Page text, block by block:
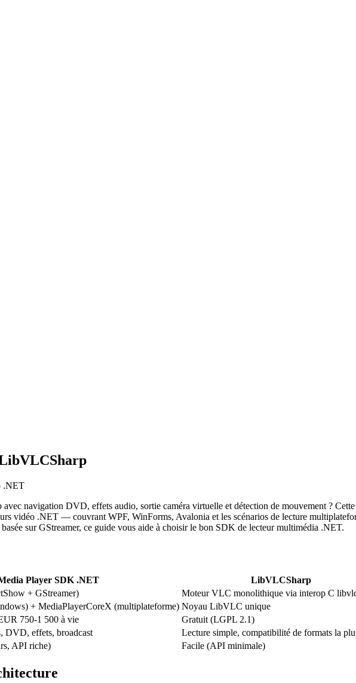
.NET
navigation DVD, effets audio, sortie caméra virtuelle et détection de mouvement ?
vidéo .NET — couvrant WPF, WinForms, Avalonia et les scénarios de lecture
sur GStreamer, ce guide vous aide à choisir le bon SDK de lecteur multimédia .NET.
Player SDK .NET
LibVLCSharp
+ GStreamer)
Moteur VLC monolithique via interop C
+ MediaPlayerCoreX (multiplateforme) Noyau LibVLC unique
750-1 500 à vie
Gratuit (LGPL 2.1)
DVD, effets, broadcast
Lecture simple, compatibilité de formats la
API riche) Facile (API minimale)